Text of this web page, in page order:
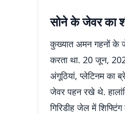
सोने के जेवर का
कुख्यात अमन गहनों के
करता था. 20 जून,
अंगूठियां, प्लेटिनम
जेवर पहन रखे थे.
गिरिडीह जेल में